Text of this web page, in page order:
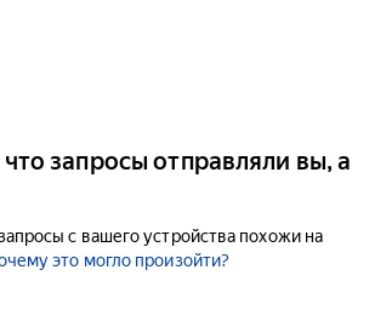
запросы отправляли вы, а
с вашего устройства похожи на
это могло произойти?